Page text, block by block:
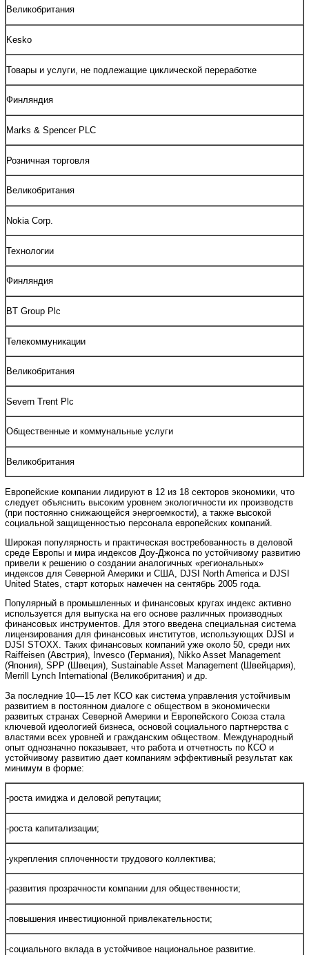
Великобритания
Kesko
Товары и услуги, не подлежащие циклической переработке
Финляндия
Marks & Spencer PLC
Розничная торговля
Великобритания
Nokia Corp.
Технологии
Финляндия
BT Group Plc
Телекоммуникации
Великобритания
Severn Trent Plc
Общественные и коммунальные услуги
Великобритания
Европейские компании лидируют в 12 из 18 секторов экономики, что
следует объяснить высоким уровнем экологичности их производств
(при постоянно снижающейся энергоемкости), а также высокой
социальной защищенностью персонала европейских компаний.
Широкая популярность и практическая востребованность в деловой
среде Европы и мира индексов Доу-Джонса по устойчивому развитию
привели к решению о создании аналогичных «региональных»
индексов для Северной Америки и США, DJSI North America и DJSI
United States, старт которых намечен на сентябрь 2005 года.
Популярный в промышленных и финансовых кругах индекс активно
используется для выпуска на его основе различных производных
финансовых инструментов. Для этого введена специальная система
лицензирования для финансовых институтов, использующих DJSI и
DJSI STOXX. Таких финансовых компаний уже около 50, среди них
Raiffeisen (Австрия), Invesco (Германия), Nikko Asset Management
(Япония), SPP (Швеция), Sustainable Asset Management (Швейцария),
Merrill Lynch International (Великобритания) и др.
За последние 10—15 лет КСО как система управления устойчивым
развитием в постоянном диалоге с обществом в экономически
развитых странах Северной Америки и Европейского Союза стала
ключевой идеологией бизнеса, основой социального партнерства с
властями всех уровней и гражданским обществом. Международный
опыт однозначно показывает, что работа и отчетность по КСО и
устойчивому развитию дает компаниям эффективный результат как
минимум в форме:
-роста имиджа и деловой репутации;
-роста капитализации;
-укрепления сплоченности трудового коллектива;
-развития прозрачности компании для общественности;
-повышения инвестиционной привлекательности;
-социального вклада в устойчивое национальное развитие.